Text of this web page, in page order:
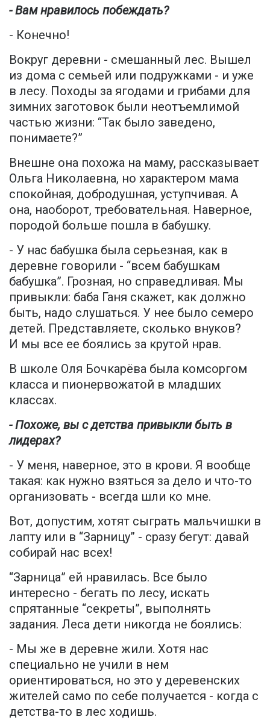
- Вам нравилось побеждать?
- Конечно!
Вокруг деревни - смешанный лес. Вышел
из дома с семьей или подружками - и уже
в лесу. Походы за ягодами и грибами для
зимних заготовок были неотъемлимой
частью жизни: “Так было заведено,
понимаете?”
Внешне она похожа на маму, рассказывает
Ольга Николаевна, но характером мама
спокойная, добродушная, уступчивая. А
она, наоборот, требовательная. Наверное,
породой больше пошла в бабушку.
- У нас бабушка была серьезная, как в
деревне говорили - “всем бабушкам
бабушка”. Грозная, но справедливая. Мы
привыкли: баба Ганя скажет, как должно
быть, надо слушаться. У нее было семеро
детей. Представляете, сколько внуков?
И мы все ее боялись за крутой нрав.
В школе Оля Бочкарёва была комсоргом
класса и пионервожатой в младших
классах.
- Похоже, вы с детства привыкли быть в
лидерах?
- У меня, наверное, это в крови. Я вообще
такая: как нужно взяться за дело и что-то
организовать - всегда шли ко мне.
Вот, допустим, хотят сыграть мальчишки в
лапту или в “Зарницу” - сразу бегут: давай
собирай нас всех!
“Зарница” ей нравилась. Все было
интересно - бегать по лесу, искать
спрятанные “секреты”, выполнять
задания. Леса дети никогда не боялись:
- Мы же в деревне жили. Хотя нас
специально не учили в нем
ориентироваться, но это у деревенских
жителей само по себе получается - когда с
детства-то в лес ходишь.